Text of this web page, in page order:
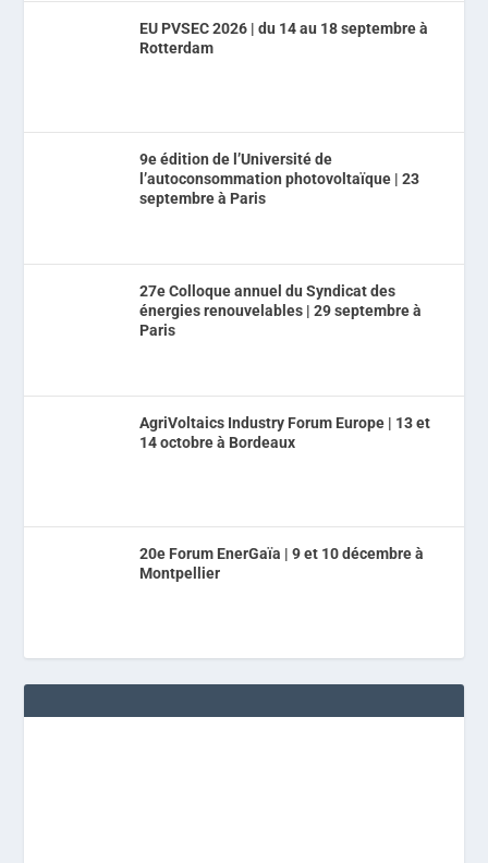
EU PVSEC 2026 | du 14 au 18 septembre à
Rotterdam
9e édition de l’Université de
l’autoconsommation photovoltaïque | 23
septembre à Paris
27e Colloque annuel du Syndicat des
énergies renouvelables | 29 septembre à
Paris
AgriVoltaics Industry Forum Europe | 13 et
14 octobre à Bordeaux
20e Forum EnerGaïa | 9 et 10 décembre à
Montpellier